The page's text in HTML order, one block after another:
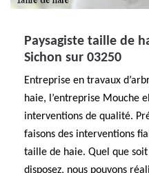
Paysagiste taille de
Sichon sur 03250
Entreprise en travaux
haie, l’entreprise Mouche
interventions de qualité.
faisons des interventions
taille de haie. Quel que
disposez, nous pouvons